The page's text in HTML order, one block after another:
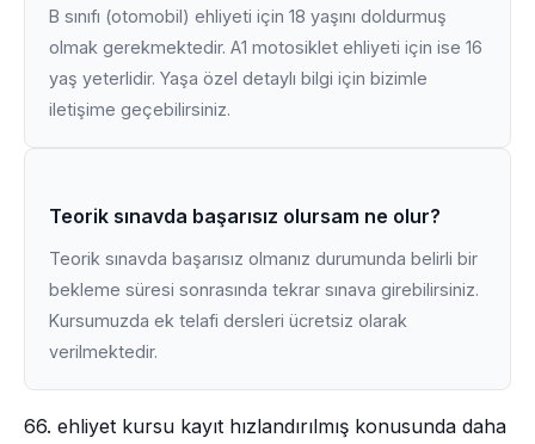
B sınıfı (otomobil) ehliyeti için 18 yaşını doldurmuş
olmak gerekmektedir. A1 motosiklet ehliyeti için ise 16
yaş yeterlidir. Yaşa özel detaylı bilgi için bizimle
iletişime geçebilirsiniz.
Teorik sınavda başarısız olursam ne olur?
Teorik sınavda başarısız olmanız durumunda belirli bir
bekleme süresi sonrasında tekrar sınava girebilirsiniz.
Kursumuzda ek telafi dersleri ücretsiz olarak
verilmektedir.
66. ehliyet kursu kayıt hızlandırılmış konusunda daha